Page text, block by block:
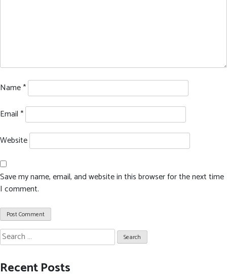
Name*
Email*
Website
Save my name, email, and website in this browser for the next time
I comment.
Search
for:
Recent Posts